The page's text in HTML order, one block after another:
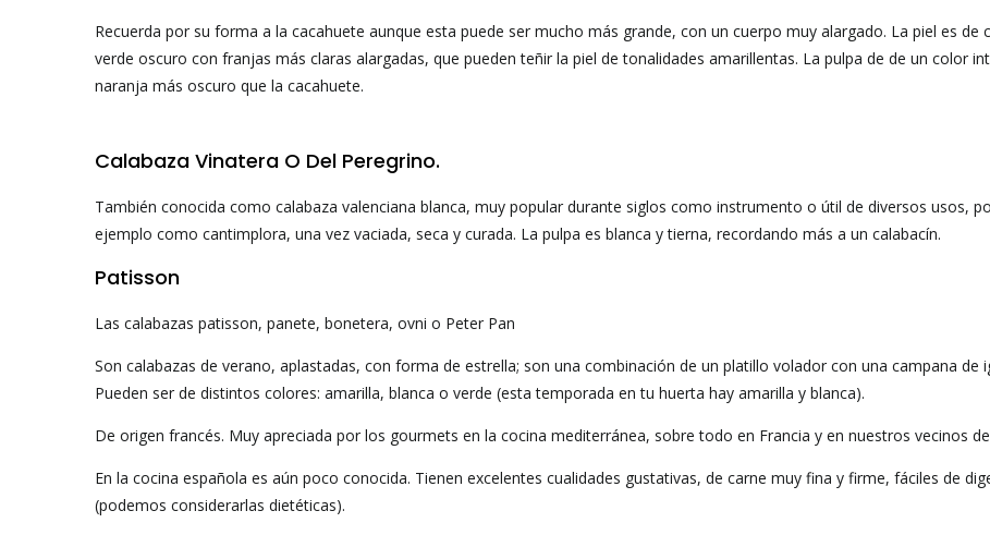
Recuerda por su forma a la cacahuete aunque esta puede ser mucho más grande, con un cuerpo muy alargado. La piel es de
verde oscuro con franjas más claras alargadas, que pueden teñir la piel de tonalidades amarillentas. La pulpa de de un color
naranja más oscuro que la cacahuete.
Calabaza Vinatera O Del Peregrino.
También conocida como calabaza valenciana blanca, muy popular durante siglos como instrumento o útil de diversos usos,
ejemplo como cantimplora, una vez vaciada, seca y curada. La pulpa es blanca y tierna, recordando más a un calabacín.
Patisson
Las calabazas patisson, panete, bonetera, ovni o Peter Pan
Son calabazas de verano, aplastadas, con forma de estrella; son una combinación de un platillo volador con una campana de
Pueden ser de distintos colores: amarilla, blanca o verde (esta temporada en tu huerta hay amarilla y blanca).
De origen francés. Muy apreciada por los gourmets en la cocina mediterránea, sobre todo en Francia y en nuestros vecinos
En la cocina española es aún poco conocida. Tienen excelentes cualidades gustativas, de carne muy fina y firme, fáciles de
(podemos considerarlas dietéticas).